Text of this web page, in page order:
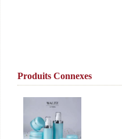
Produits Connexes